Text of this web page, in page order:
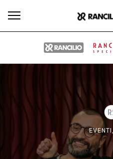
EVENTI,
Prodotti